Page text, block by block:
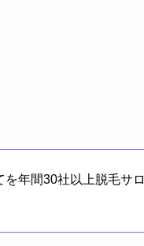
年間30社以上脱毛サロ